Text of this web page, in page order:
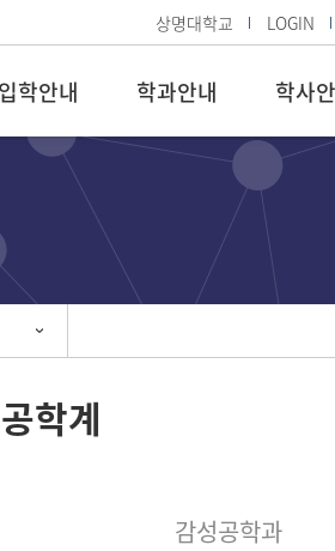
상명대학교 LOGIN
입학안내 학과안내 학사
공학계
감성공학과